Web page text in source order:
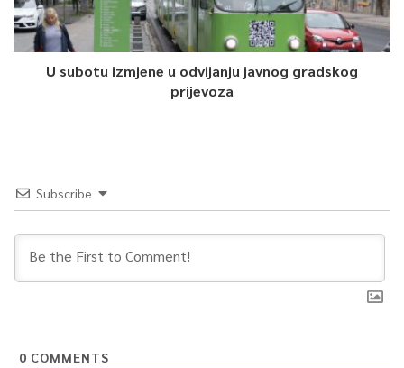
U subotu izmjene u odvijanju javnog gradskog
prijevoza
Subscribe
0 COMMENTS